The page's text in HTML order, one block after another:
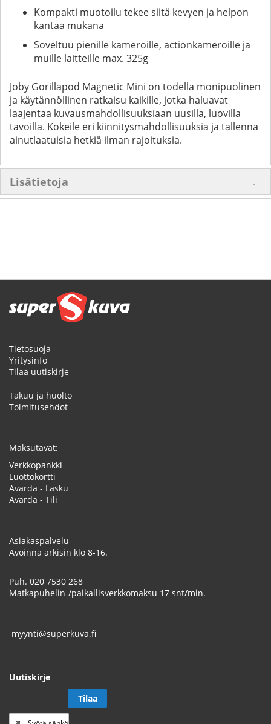
Kompakti muotoilu tekee siitä kevyen ja helpon
kantaa mukana
Soveltuu pienille kameroille, actionkameroille ja
muille laitteille max. 325g
Joby Gorillapod Magnetic Mini on todella monipuolinen
ja käytännöllinen ratkaisu kaikille, jotka haluavat
laajentaa kuvausmahdollisuuksiaan uusilla, luovilla
tavoilla. Kokeile eri kiinnitysmahdollisuuksia ja tallenna
ainutlaatuisia hetkiä ilman rajoituksia.
Lisätietoja
Tietosuoja
Yritysinfo
Tilaa uutiskirje
Takuu ja huolto
Toimitusehdot
Maksutavat:
Verkkopankki
Luottokortti
Avarda - Lasku
Avarda - Tili
Asiakaspalvelu
Avoinna arkisin klo 8-16.
Puh. 020 7530 268
Matkapuhelin-/paikallisverkkomaksu 17 snt/min.
myynti@superkuva.fi
Uutiskirje
Tilaa
Tilaa